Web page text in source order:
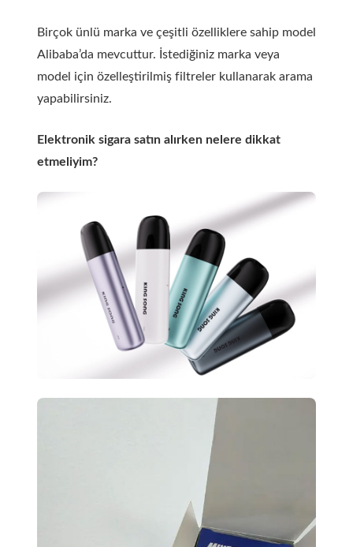
Birçok ünlü marka ve çeşitli özelliklere sahip model
Alibaba’da mevcuttur. İstediğiniz marka veya
model için özelleştirilmiş filtreler kullanarak arama
yapabilirsiniz.
Elektronik sigara satın alırken nelere dikkat
etmeliyim?